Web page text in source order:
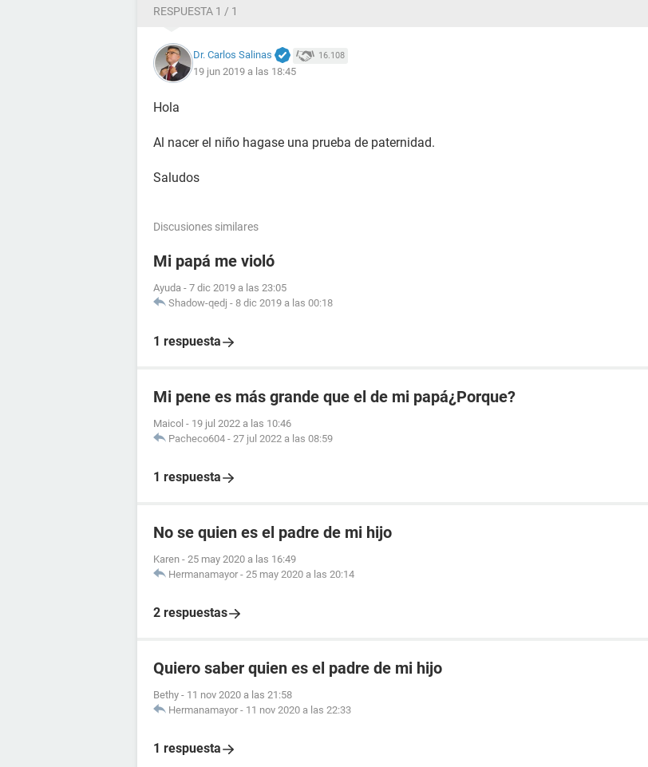
RESPUESTA 1 / 1
Dr. Carlos Salinas 16.108
19 jun 2019 a las 18:45
Hola
Al nacer el niño hagase una prueba de paternidad.
Saludos
Discusiones similares
Mi papá me violó
Ayuda - 7 dic 2019 a las 23:05
Shadow-qedj - 8 dic 2019 a las 00:18
1 respuesta
Mi pene es más grande que el de mi papá¿Porque?
Maicol - 19 jul 2022 a las 10:46
Pacheco604 - 27 jul 2022 a las 08:59
1 respuesta
No se quien es el padre de mi hijo
Karen - 25 may 2020 a las 16:49
Hermanamayor - 25 may 2020 a las 20:14
2 respuestas
Quiero saber quien es el padre de mi hijo
Bethy - 11 nov 2020 a las 21:58
Hermanamayor - 11 nov 2020 a las 22:33
1 respuesta